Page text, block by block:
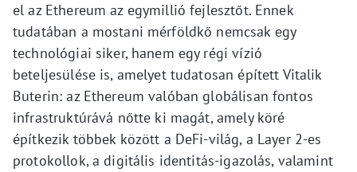
el az Ethereum az egymillió fejlesztőt. Ennek
tudatában a mostani mérföldkő nemcsak egy
technológiai siker, hanem egy régi vízió
beteljesülése is, amelyet tudatosan épített Vitalik
Buterin: az Ethereum valóban globálisan fontos
infrastruktúrává nőtte ki magát, amely köré
építkezik többek között a DeFi-világ, a Layer 2-es
protokollok, a digitális identitás-igazolás, valamint